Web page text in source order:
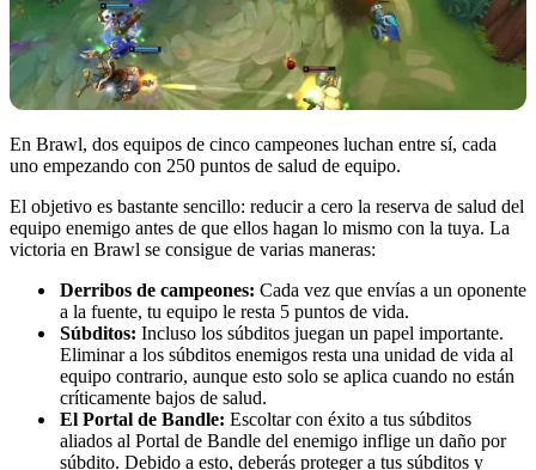
En Brawl, dos equipos de cinco campeones luchan entre sí, cada
uno empezando con 250 puntos de salud de equipo.
El objetivo es bastante sencillo: reducir a cero la reserva de salud del
equipo enemigo antes de que ellos hagan lo mismo con la tuya. La
victoria en Brawl se consigue de varias maneras:
Derribos de campeones: Cada vez que envías a un oponente
a la fuente, tu equipo le resta 5 puntos de vida.
Súbditos: Incluso los súbditos juegan un papel importante.
Eliminar a los súbditos enemigos resta una unidad de vida al
equipo contrario, aunque esto solo se aplica cuando no están
críticamente bajos de salud.
El Portal de Bandle: Escoltar con éxito a tus súbditos
aliados al Portal de Bandle del enemigo inflige un daño por
súbdito. Debido a esto, deberás proteger a tus súbditos y